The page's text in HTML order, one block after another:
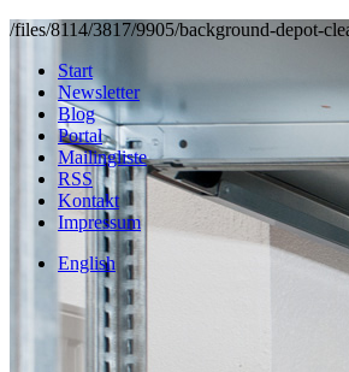
/files/8114/3817/9905/background-depot-
Start
Newsletter
Blog
Portal
Mailingliste
RSS
Kontakt
Impressum
English